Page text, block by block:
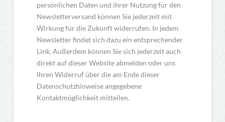
persönlichen Daten und ihrer Nutzung für den
Newsletterversand können Sie jederzeit mit
Wirkung für die Zukunft widerrufen. In jedem
Newsletter findet sich dazu ein entsprechender
Link. Außerdem können Sie sich jederzeit auch
direkt auf dieser Website abmelden oder uns
Ihren Widerruf über die am Ende dieser
Datenschutzhinweise angegebene
Kontaktmöglichkeit mitteilen.